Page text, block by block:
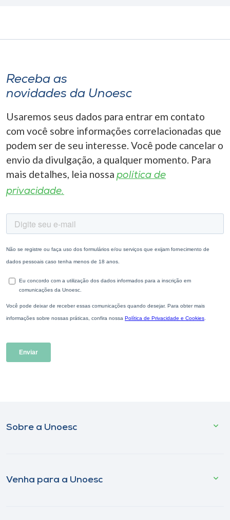
Receba as
novidades da Unoesc
Usaremos seus dados para entrar em contato
com você sobre informações correlacionadas que
podem ser de seu interesse. Você pode cancelar o
envio da divulgação, a qualquer momento. Para
mais detalhes, leia nossa política de
privacidade.
Sobre a Unoesc
Venha para a Unoesc